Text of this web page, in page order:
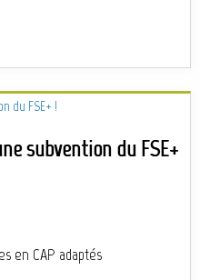
subvention du FSE+
en CAP adaptés